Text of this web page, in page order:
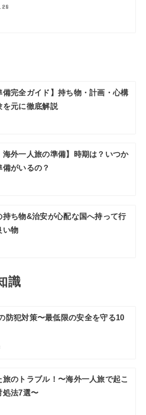
備完全ガイド】持ち物・計画・心構
を元に徹底解説
海外一人旅の準備】時期は？いつか
備がいるの？
持ち物&治安が心配な国へ持って行
い物
識
防犯対策〜最低限の安全を守る10
旅のトラブル！〜海外一人旅で起こ
処法7選〜